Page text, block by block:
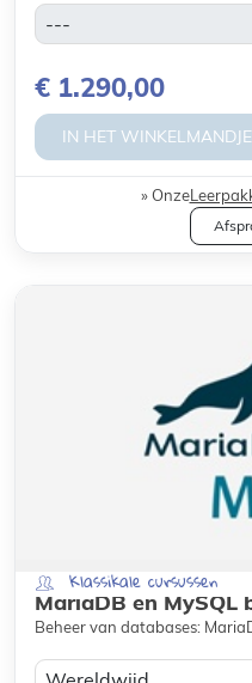
€ 1.290,00
IN HET WINKELMANDJE
Onze
Klassikale cursussen
MariaDB en MySQL
Beheer van databases: